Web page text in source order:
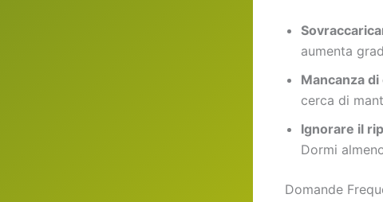
aumenta
Mancanza
cerca di
Ignorare il
Dormi
Domande